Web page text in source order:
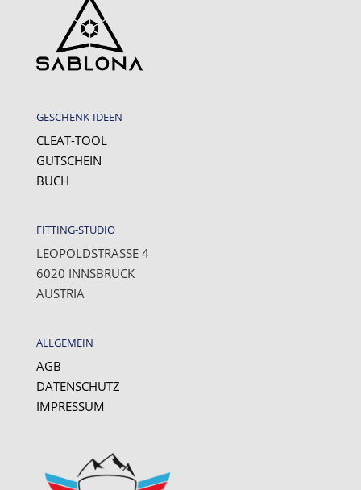
GESCHENK-IDEEN
CLEAT-TOOL
GUTSCHEIN
BUCH
FITTING-STUDIO
LEOPOLDSTRASSE 4
6020 INNSBRUCK
AUSTRIA
ALLGEMEIN
AGB
DATENSCHUTZ
IMPRESSUM